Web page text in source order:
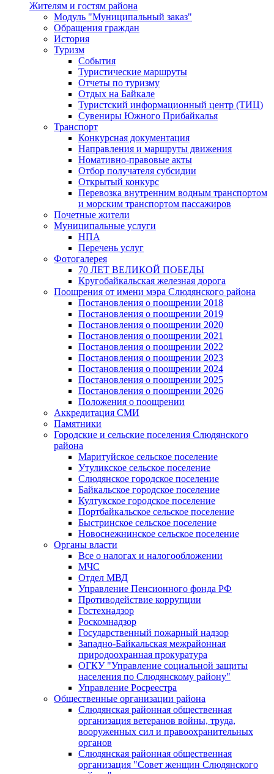
Жителям и гостям района
Модуль "Муниципальный заказ"
Обращения граждан
История
Туризм
События
Туристические маршруты
Отчеты по туризму
Отдых на Байкале
Туристский информационный центр (ТИЦ)
Сувениры Южного Прибайкалья
Транспорт
Конкурсная документация
Направления и маршруты движения
Номативно-правовые акты
Отбор получателя субсидии
Открытый конкурс
Перевозка внутренним водным транспортом
и морским транспортом пассажиров
Почетные жители
Муниципальные услуги
НПА
Перечень услуг
Фотогалерея
70 ЛЕТ ВЕЛИКОЙ ПОБЕДЫ
Кругобайкальская железная дорога
Поощрения от имени мэра Слюдянского района
Постановления о поощрении 2018
Постановления о поощрении 2019
Постановления о поощрении 2020
Постановления о поощрении 2021
Постановления о поощрении 2022
Постановления о поощрении 2023
Постановления о поощрении 2024
Постановления о поощрении 2025
Постановления о поощрении 2026
Положения о поощрении
Аккредитация СМИ
Памятники
Городские и сельские поселения Слюдянского
района
Маритуйское сельское поселение
Утуликское сельское поселение
Слюдянское городское поселение
Байкальское городское поселение
Култукское городское поселение
Портбайкальское сельское поселение
Быстринское сельское поселение
Новоснежнинское сельское поселение
Органы власти
Все о налогах и налогообложении
МЧС
Отдел МВД
Управление Пенсионного фонда РФ
Противодействие коррупции
Гостехнадзор
Роскомнадзор
Государственный пожарный надзор
Западно-Байкальская межрайонная
природоохранная прокуратура
ОГКУ "Управление социальной защиты
населения по Слюдянскому району"
Управление Росреестра
Общественные организации района
Слюдянская районная общественная
организация ветеранов войны, труда,
вооруженных сил и правоохранительных
органов
Слюдянская районная общественная
организация "Совет женщин Слюдянского